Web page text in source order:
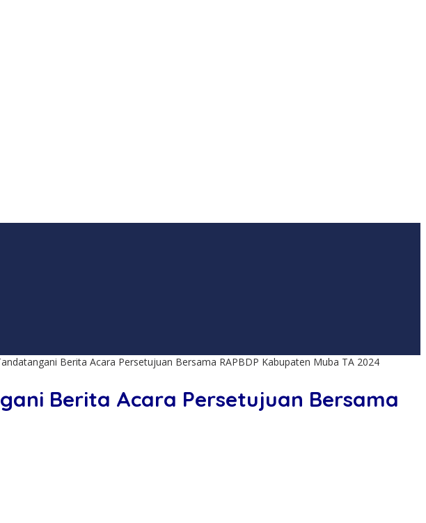
Berita Acara Persetujuan Bersama RAPBDP Kabupaten Muba TA 2024
Berita Acara Persetujuan Bersama